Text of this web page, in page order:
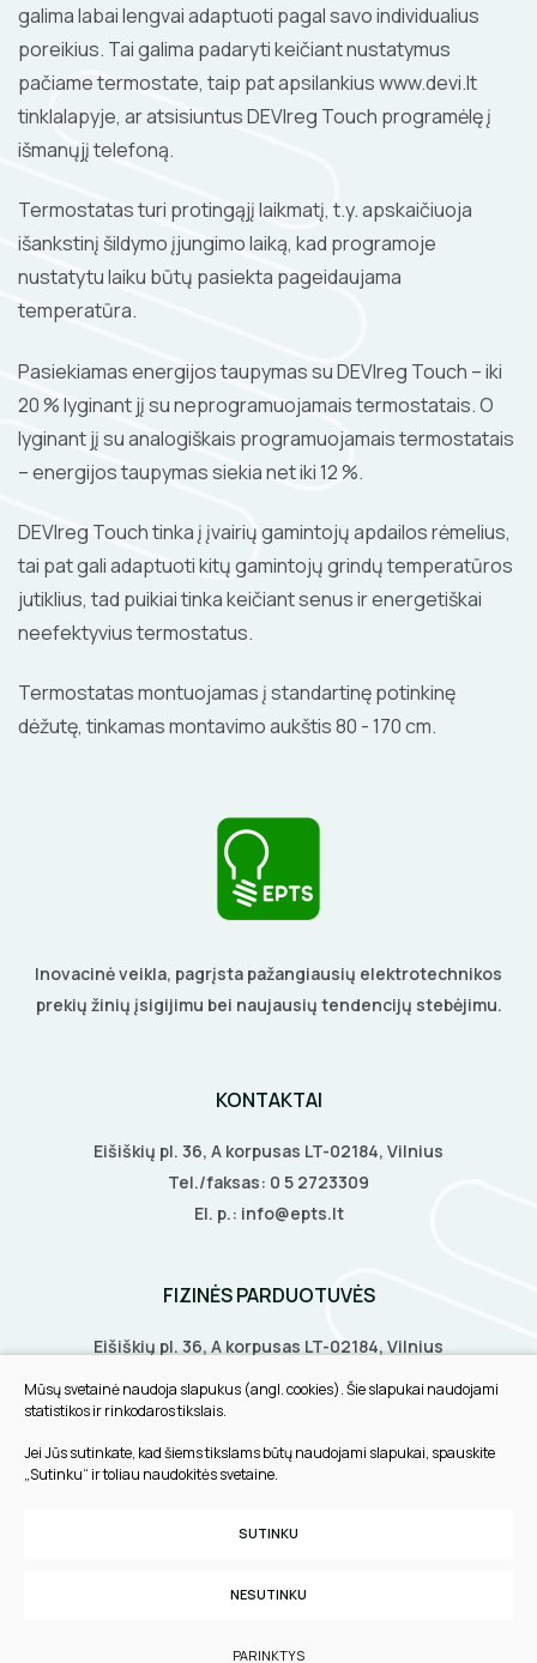
galima labai lengvai adaptuoti pagal savo individualius
poreikius. Tai galima padaryti keičiant nustatymus
pačiame termostate, taip pat apsilankius www.devi.lt
tinklalapyje, ar atsisiuntus DEVIreg Touch programėlę į
išmanųjį telefoną.
Termostatas turi protingąjį laikmatį, t.y. apskaičiuoja
išankstinį šildymo įjungimo laiką, kad programoje
nustatytu laiku būtų pasiekta pageidaujama
temperatūra.
Pasiekiamas energijos taupymas su DEVIreg Touch – iki
20 % lyginant jį su neprogramuojamais termostatais. O
lyginant jį su analogiškais programuojamais termostatais
– energijos taupymas siekia net iki 12 %.
DEVIreg Touch tinka į įvairių gamintojų apdailos rėmelius,
tai pat gali adaptuoti kitų gamintojų grindų temperatūros
jutiklius, tad puikiai tinka keičiant senus ir energetiškai
neefektyvius termostatus.
Termostatas montuojamas į standartinę potinkinę
dėžutę, tinkamas montavimo aukštis 80 - 170 cm.
Inovacinė veikla, pagrįsta pažangiausių elektrotechnikos
prekių žinių įsigijimu bei naujausių tendencijų stebėjimu.
KONTAKTAI
Eišiškių pl. 36, A korpusas LT-02184, Vilnius
Tel./faksas: 0 5 2723309
El. p.: info@epts.lt
FIZINĖS PARDUOTUVĖS
Eišiškių pl. 36, A korpusas LT-02184, Vilnius
Biruliškių g. 8, LT-52168, Kaunas
Tilžės g. 60, LT-91108, Klaipėda
INFORMACIJA
Privatumo politika
Sukurta:TEXUS
Mūsų svetainė naudoja slapukus (angl. cookies). Šie slapukai naudojami
statistikos ir rinkodaros tikslais.
Jei Jūs sutinkate, kad šiems tikslams būtų naudojami slapukai, spauskite
„Sutinku“ ir toliau naudokitės svetaine.
SUTINKU
NESUTINKU
PARINKTYS